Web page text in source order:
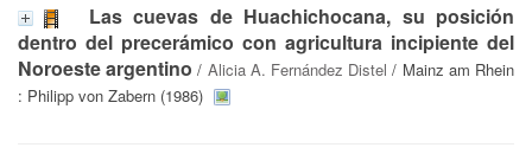
Las cuevas de Huachichocana, su posición
dentro del precerámico con agricultura incipiente del
Noroeste argentino / Alicia A. Fernández Distel / Mainz am Rhein
: Philipp von Zabern (1986)